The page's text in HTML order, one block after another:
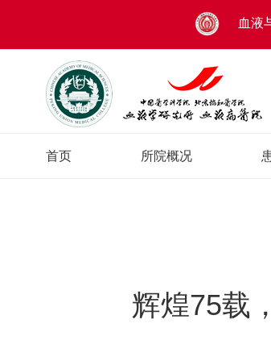
血液
首页 所院概况
辉煌75载